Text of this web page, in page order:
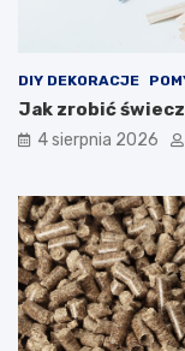
DIY DEKORACJE
Jak zrobić
4 sierpnia 2026